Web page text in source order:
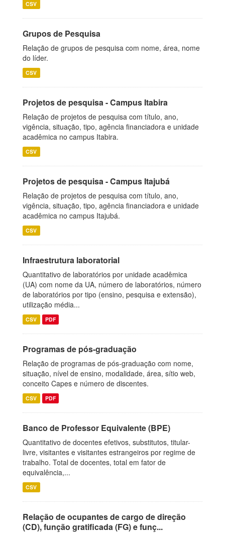
CSV
Grupos de Pesquisa
Relação de grupos de pesquisa com nome, área, nome
do líder.
CSV
Projetos de pesquisa - Campus Itabira
Relação de projetos de pesquisa com título, ano,
vigência, situação, tipo, agência financiadora e unidade
acadêmica no campus Itabira.
CSV
Projetos de pesquisa - Campus Itajubá
Relação de projetos de pesquisa com título, ano,
vigência, situação, tipo, agência financiadora e unidade
acadêmica no campus Itajubá.
CSV
Infraestrutura laboratorial
Quantitativo de laboratórios por unidade acadêmica
(UA) com nome da UA, número de laboratórios, número
de laboratórios por tipo (ensino, pesquisa e extensão),
utilização média...
CSV PDF
Programas de pós-graduação
Relação de programas de pós-graduação com nome,
situação, nível de ensino, modalidade, área, sítio web,
conceito Capes e número de discentes.
CSV PDF
Banco de Professor Equivalente (BPE)
Quantitativo de docentes efetivos, substitutos, titular-
livre, visitantes e visitantes estrangeiros por regime de
trabalho. Total de docentes, total em fator de
equivalência,...
CSV
Relação de ocupantes de cargo de direção
(CD), função gratificada (FG) e funç...